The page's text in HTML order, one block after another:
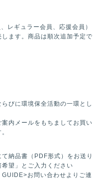
レギュラー会員、応援会員）
ます。商品は順次追加予定で
びに環境保全活動の一環とし
内メールをもちましてお買い
納品書（PDF形式）をお送り
望」とご入力ください
お問い合わせよりご連